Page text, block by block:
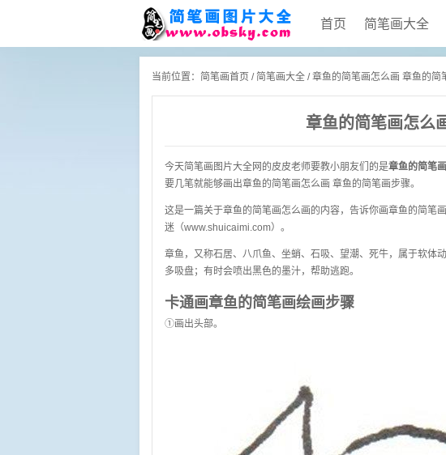
首页 简笔画大全
当前位置： 简笔画首页 / 简笔画大全 / 章鱼的简笔画怎么画 章鱼的简
章鱼的简笔画怎么
今天简笔画图片大全网 的皮皮老师要教小朋友们的是章鱼的简笔
要几笔就能够画出章鱼的简笔画怎么画 章鱼的简笔画步骤。
这是一篇关于章鱼的简笔画怎么画的内容，告诉你画章鱼的简笔
迷（www.shuicaimi.com）。
章鱼，又称石居、八爪鱼、坐蛸、石吸、望潮、死牛，属于软体
多吸盘；有时会喷出黑色的墨汁，帮助逃跑。
卡通画章鱼的简笔画绘画步骤
①画出头部。